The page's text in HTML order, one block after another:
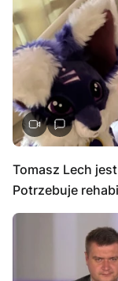
Tomasz Lech
Potrzebuje